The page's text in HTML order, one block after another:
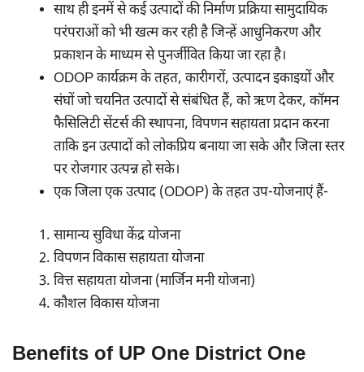
साथ ही इनमें से कई उत्पादों की निर्माण प्रक्रिया सामुदायिक
परंपराओं को भी खत्म कर रही है जिन्हें आधुनिकरण और
प्रकाशन के माध्यम से पुनर्जीवित किया जा रहा है।
ODOP कार्यक्रम के तहत, कारीगरों, उत्पादन इकाइयों और
संघों जो चयनित उत्पादों से संबंधित हैं, को ऋण देकर, कॉमन
फैसिलिटी सेंटर्स की स्थापना, विपणन सहायता प्रदान करना
ताकि इन उत्पादों को लोकप्रिय बनाया जा सके और जिला स्तर
पर रोजगार उत्पन्न हो सके।
एक जिला एक उत्पाद (ODOP) के तहत उप-योजनाएं हैं-
सामान्य सुविधा केंद्र योजना
विपणन विकास सहायता योजना
वित्त सहायता योजना (मार्जिन मनी योजना)
कौशल विकास योजना
Benefits of UP One District One